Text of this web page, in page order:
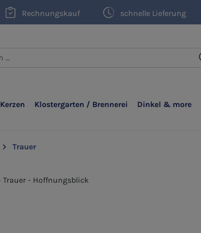
Rechnungskauf schnelle Lieferung
Kerzen Klostergarten / Brennerei Dinkel & more
Trauer